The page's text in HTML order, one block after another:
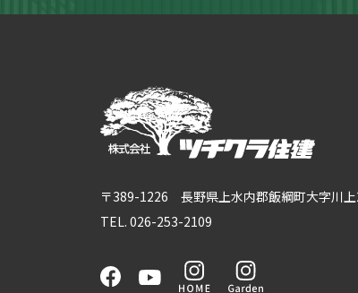
〒389-1226 長野県上水内郡飯綱町大字川
TEL. 026-253-2109